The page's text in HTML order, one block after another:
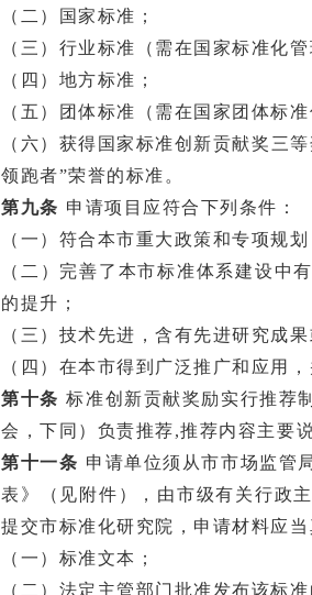
（二）国家标准；
（三）行业标准（需在国家标准化
（四）地方标准；
（五）团体标准（需在国家团体标
（六）获得国家标准创新贡献奖三
领跑者”荣誉的标准。
第九条 申请项目应符合下列条件：
（一）符合本市重大政策和专项规
（二）完善了本市标准体系建设中
的提升；
（三）技术先进，含有先进研究成
（四）在本市得到广泛推广和应用
第十条 标准创新贡献奖励实行推荐
会，下同）负责推荐,推荐内容主要
第十一条 申请单位须从市市场监管
表》（见附件），由市级有关行政
提交市标准化研究院，申请材料应
（一）标准文本；
（二）法定主管部门批准发布该标